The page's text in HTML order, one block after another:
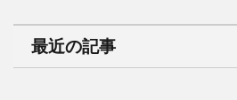
最近の記事